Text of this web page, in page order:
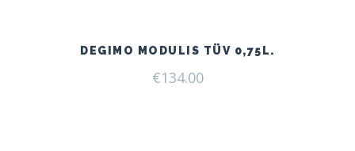
DEGIMO MODULIS TÜV 0,75L.
€134.00